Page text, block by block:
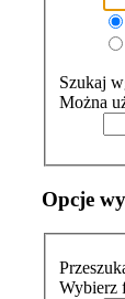
Szukaj
Można
Opcje
Wybierz